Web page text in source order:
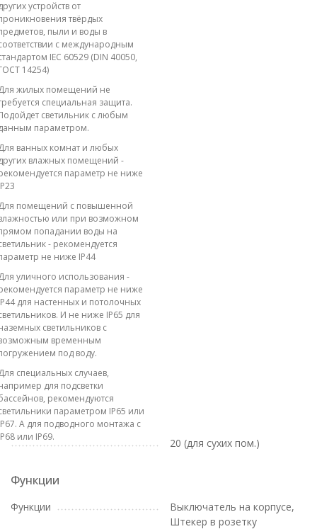
устройств от
твёрдых
пыли и воды в
с международным
IEC 60529 (DIN 40050,
14254)
жилых помещений не
специальная защита.
светильник с любым
параметром.
ванных комнат и любых
влажных помещений -
параметр не ниже
помещений с повышенной
или при возможном
попадании воды на
- рекомендуется
не ниже IP44
уличного использования -
параметр не ниже
для настенных и потолочных
И не ниже IP65 для
светильников с
временным
под воду.
специальных случаев,
для подсветки
рекомендуются
параметром IP65 или
А для подводного монтажа с
или IP69.
20 (для сухих пом.)
Функции
Функции
Выключатель на корпусе,
Штекер в розетку